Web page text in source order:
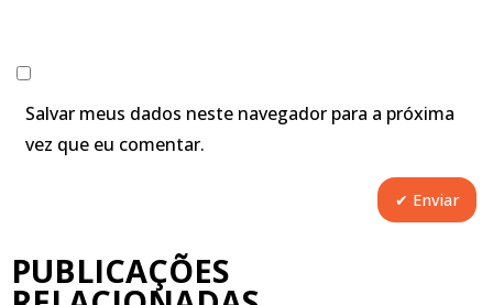
Salvar meus dados neste navegador para a próxima
vez que eu comentar.
PUBLICAÇÕES